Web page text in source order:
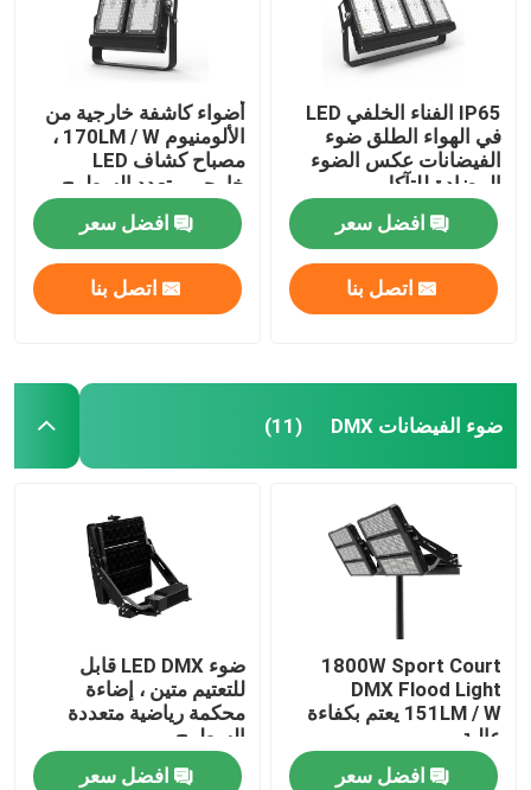
بيت
منتجات
أشرطة فيديو
اطلب اقتباس
ضوء ملعب LED
ضوء الفيضانات LED في الهواء الطلق
IP65 الفناء الخلفي LED
في الهواء الطلق ضوء
الفيضانات عكس الضوء
المضادة للتآكل
افضل سعر
اتصل بنا
أضواء كاشفة خارجية من
الألومنيوم 170LM / W ،
مصباح كشاف LED
خارجي متعدد السطوح
افضل سعر
اتصل بنا
ضوء الفيضانات DMX (11)
1800W Sport Court
DMX Flood Light
151LM / W يعتم بكفاءة
عالية
افضل سعر
ضوء LED DMX قابل
للتعتيم متين ، إضاءة
محكمة رياضية متعددة
السطوح
افضل سعر